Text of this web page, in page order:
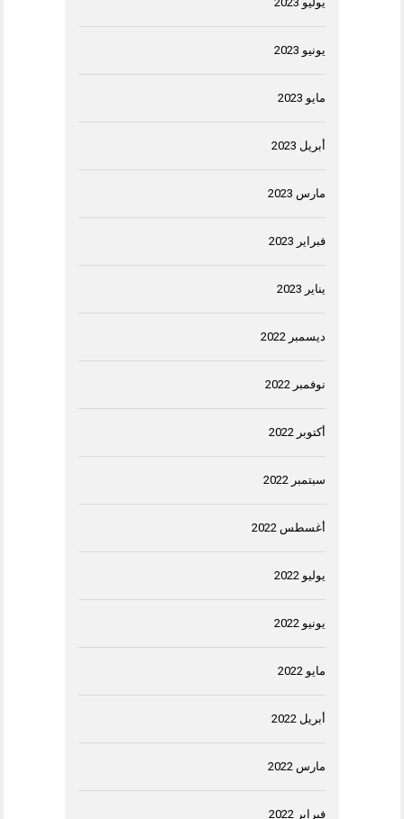
يونيو 2023
مايو 2023
أبريل 2023
مارس 2023
فبراير 2023
يناير 2023
ديسمبر 2022
نوفمبر 2022
أكتوبر 2022
سبتمبر 2022
أغسطس 2022
يوليو 2022
يونيو 2022
مايو 2022
أبريل 2022
مارس 2022
فبراير 2022